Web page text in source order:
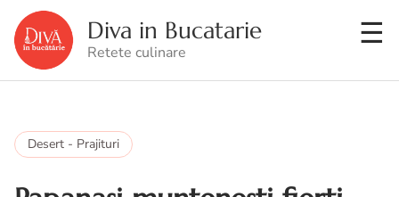
Diva in Bucatarie
Retete culinare
Desert - Prajituri